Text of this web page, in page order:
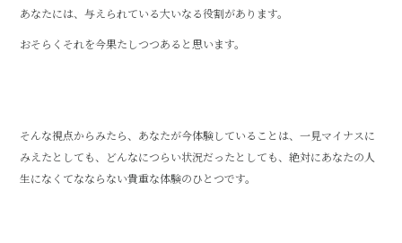
あなたには、与えられている大いなる役割があります。
おそらくそれを今果たしつつあると思います。
そんな視点からみたら、あなたが今体験していることは、一見マイナスに
みえたとしても、どんなにつらい状況だったとしても、絶対にあなたの人
生になくてなならない貴重な体験のひとつです。